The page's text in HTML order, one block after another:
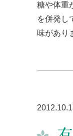
糖や体重
を併発し
味があり